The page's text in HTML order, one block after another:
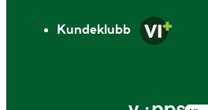
Kundeklubb